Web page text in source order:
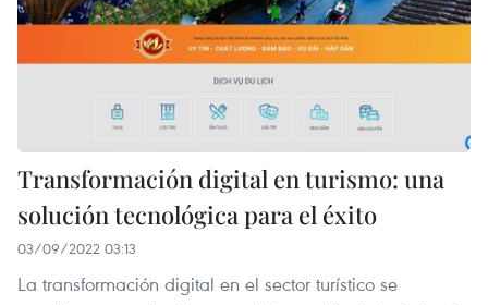
Transformación digital en turismo: una
solución tecnológica para el éxito
03/09/2022 03:13
La transformación digital en el sector turístico se